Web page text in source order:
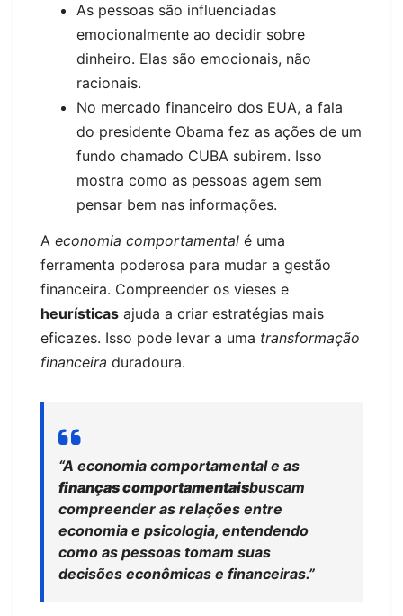
As pessoas são influenciadas
emocionalmente ao decidir sobre
dinheiro. Elas são emocionais, não
racionais.
No mercado financeiro dos EUA, a fala
do presidente Obama fez as ações de um
fundo chamado CUBA subirem. Isso
mostra como as pessoas agem sem
pensar bem nas informações.
A economia comportamental é uma
ferramenta poderosa para mudar a gestão
financeira. Compreender os vieses e
heurísticas ajuda a criar estratégias mais
eficazes. Isso pode levar a uma transformação
financeira duradoura.
“A economia comportamental e as
finanças comportamentaisbuscam
compreender as relações entre
economia e psicologia, entendendo
como as pessoas tomam suas
decisões econômicas e financeiras.”